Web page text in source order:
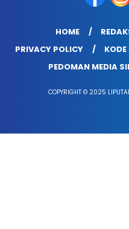
HOME
PRIVACY POLICY
KODE
PEDOMAN MEDIA
COPYRIGHT © 2025